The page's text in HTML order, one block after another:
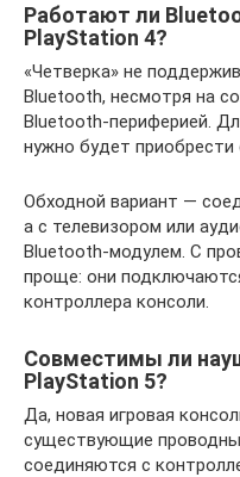
Работают ли
PlayStation 4?
«Четверка» не
Bluetooth, несмотря на
Bluetooth-периферией.
нужно будет приобрести
Обходной вариант —
а с телевизором или
Bluetooth-модулем. С
проще: они
контроллера консоли.
Совместимы ли
PlayStation 5?
Да, новая игровая
существующие
соединяются с